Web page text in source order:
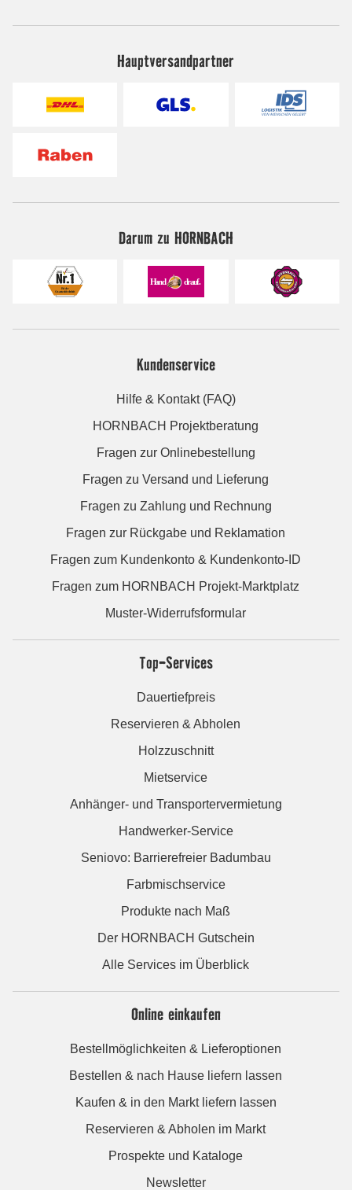
Hauptversandpartner
Darum zu HORNBACH
Kundenservice
Hilfe & Kontakt (FAQ)
HORNBACH Projektberatung
Fragen zur Onlinebestellung
Fragen zu Versand und Lieferung
Fragen zu Zahlung und Rechnung
Fragen zur Rückgabe und Reklamation
Fragen zum Kundenkonto & Kundenkonto-ID
Fragen zum HORNBACH Projekt-Marktplatz
Muster-Widerrufsformular
Top-Services
Dauertiefpreis
Reservieren & Abholen
Holzzuschnitt
Mietservice
Anhänger- und Transportervermietung
Handwerker-Service
Seniovo: Barrierefreier Badumbau
Farbmischservice
Produkte nach Maß
Der HORNBACH Gutschein
Alle Services im Überblick
Online einkaufen
Bestellmöglichkeiten & Lieferoptionen
Bestellen & nach Hause liefern lassen
Kaufen & in den Markt liefern lassen
Reservieren & Abholen im Markt
Prospekte und Kataloge
Newsletter